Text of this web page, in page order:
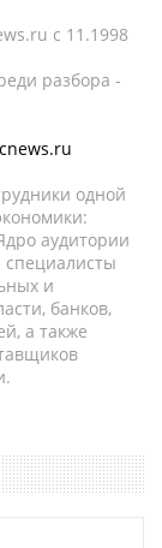
c 11.1998
разбора -
одной
аудитории
специалисты
и
банков,
а также